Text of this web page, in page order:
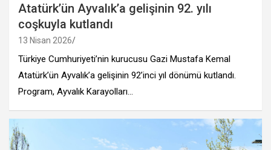
Atatürk’ün Ayvalık’a gelişinin 92. yılı
coşkuyla kutlandı
13 Nisan 2026
Türkiye Cumhuriyeti’nin kurucusu Gazi Mustafa Kemal
Atatürk’ün Ayvalık’a gelişinin 92’inci yıl dönümü kutlandı.
Program, Ayvalık Karayolları…